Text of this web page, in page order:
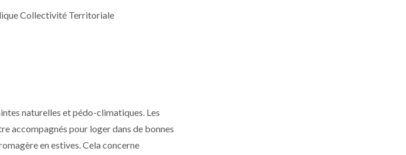
Collectivité Territoriale
naturelles et pédo-climatiques. Les
accompagnés pour loger dans de bonnes
en estives. Cela concerne